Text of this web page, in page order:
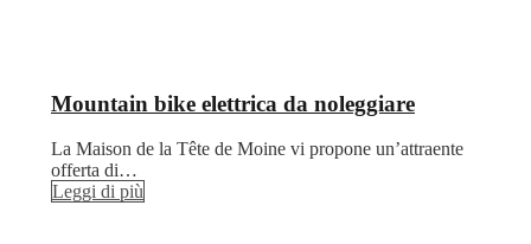
Mountain bike elettrica da noleggiare
La Maison de la Tête de Moine vi propone un’attraente
offerta di…
Leggi di più